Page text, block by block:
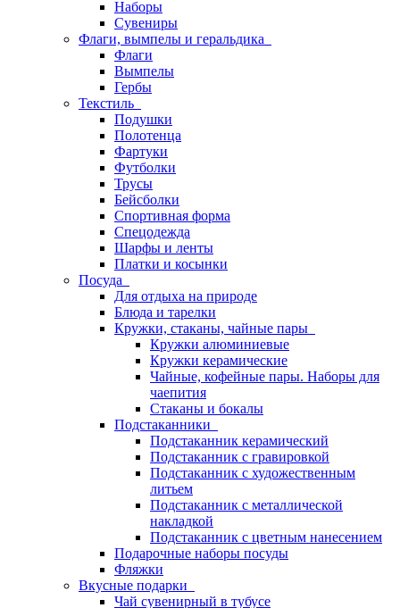
Наборы
Сувениры
Флаги, вымпелы и геральдика
Флаги
Вымпелы
Гербы
Текстиль
Подушки
Полотенца
Фартуки
Футболки
Трусы
Бейсболки
Спортивная форма
Спецодежда
Шарфы и ленты
Платки и косынки
Посуда
Для отдыха на природе
Блюда и тарелки
Кружки, стаканы, чайные пары
Кружки алюминиевые
Кружки керамические
Чайные, кофейные пары. Наборы для
чаепития
Стаканы и бокалы
Подстаканники
Подстаканник керамический
Подстаканник c гравировкой
Подстаканник с художественным
литьем
Подстаканник с металлической
накладкой
Подстаканник с цветным нанесением
Подарочные наборы посуды
Фляжки
Вкусные подарки
Чай сувенирный в тубусе